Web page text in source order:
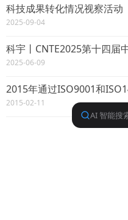
科技成果转化情况视察活动
2025-09-04
2025-06-09
2015-02-11